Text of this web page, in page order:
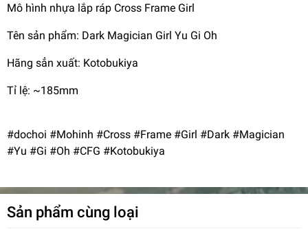
Mô hình nhựa lắp ráp Cross Frame Girl
Tên sản phẩm: Dark Magician Girl Yu Gi Oh
Hãng sẳn xuất: Kotobukiya
Tỉ lệ: ~185mm
#dochoi #Mohinh #Cross #Frame #Girl #Dark #Magician
#Yu #Gi #Oh #CFG #Kotobukiya
Sản phẩm cùng loại